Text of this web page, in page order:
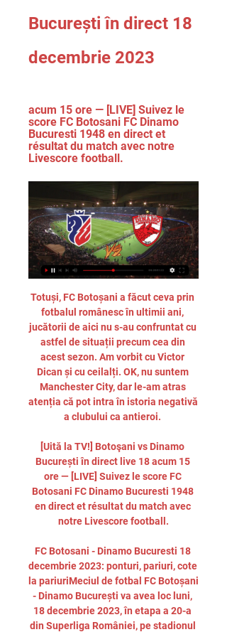
București în direct 18
decembrie 2023
acum 15 ore — [LIVE] Suivez le
score FC Botosani FC Dinamo
Bucuresti 1948 en direct et
résultat du match avec notre
Livescore football.
Totuși, FC Botoșani a făcut ceva prin
fotbalul românesc în ultimii ani,
jucătorii de aici nu s-au confruntat cu
astfel de situații precum cea din
acest sezon. Am vorbit cu Victor
Dican și cu ceilalți. OK, nu suntem
Manchester City, dar le-am atras
atenția că pot intra în istoria negativă
a clubului ca antieroi.
[Uită la TV!] Botoşani vs Dinamo
București în direct live 18 acum 15
ore — [LIVE] Suivez le score FC
Botosani FC Dinamo Bucuresti 1948
en direct et résultat du match avec
notre Livescore football.
FC Botosani - Dinamo Bucuresti 18
decembrie 2023: ponturi, pariuri, cote
la pariuriMeciul de fotbal FC Botoșani
- Dinamo București va avea loc luni,
18 decembrie 2023, în etapa a 20-a
din Superliga României, pe stadionul